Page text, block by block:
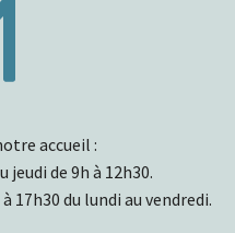
accueil :
jeudi de 9h à 12h30.
17h30 du lundi au vendredi.